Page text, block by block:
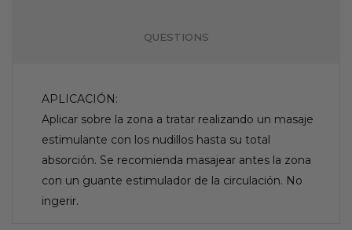
QUESTIONS
APLICACIÓN:
Aplicar sobre la zona a tratar realizando un masaje
estimulante con los nudillos hasta su total
absorción. Se recomienda masajear antes la zona
con un guante estimulador de la circulación. No
ingerir.